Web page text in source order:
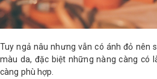
Tuy ngả nâu nhưng vẫn có ánh đỏ nên
màu da, đặc biệt những nàng càng có
càng phù hợp.